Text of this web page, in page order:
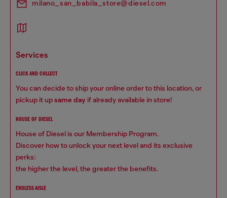
milano_san_babila_store@diesel.com
services
CLICK AND COLLECT
You can decide to ship your online order to this location, or
pickup it upsame day if already available in store!
HOUSE OF DIESEL
House of Diesel is our Membership Program.
Discover how to unlock your next level and its exclusive
perks:
the higher the level, the greater the benefits.
ENDLESS AISLE